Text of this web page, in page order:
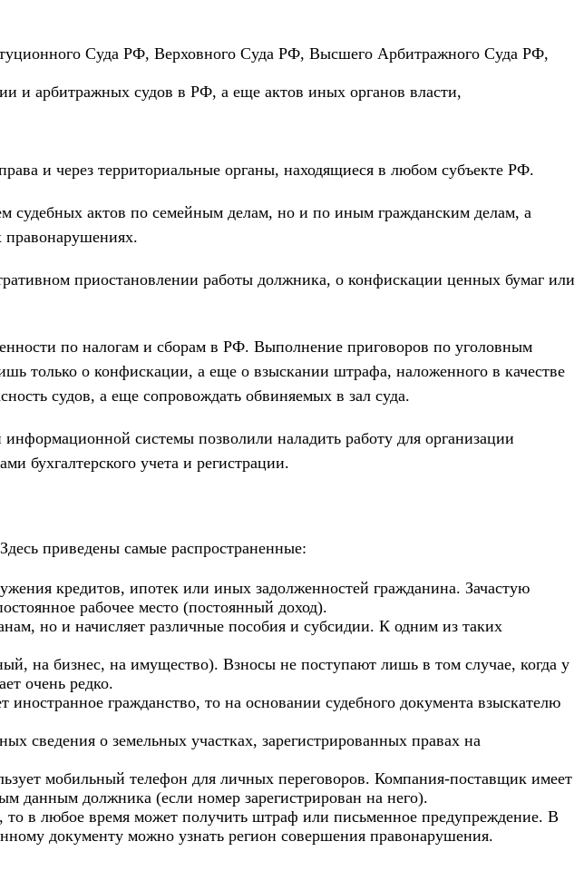
Суда РФ, Верховного Суда РФ, Высшего Арбитражного Суда РФ,
и арбитражных судов в РФ, а еще актов иных органов власти,
и через территориальные органы, находящиеся в любом субъекте РФ.
судебных актов по семейным делам, но и по иным гражданским делам, а
приостановлении работы должника, о конфискации ценных бумаг или
по налогам и сборам в РФ. Выполнение приговоров по уголовным
только о конфискации, а еще о взыскании штрафа, наложенного в качестве
судов, а еще сопровождать обвиняемых в зал суда.
системы позволили наладить работу для организации
бухгалтерского учета и регистрации.
приведены самые распространенные:
кредитов, ипотек или иных задолженностей гражданина. Зачастую
рабочее место (постоянный доход).
но и начисляет различные пособия и субсидии. К одним из таких
на бизнес, на имущество). Взносы не поступают лишь в том случае, когда у
очень редко.
гражданство, то на основании судебного документа взыскателю
сведения о земельных участках, зарегистрированных правах на
мобильный телефон для личных переговоров. Компания-поставщик имеет
данным должника (если номер зарегистрирован на него).
в любое время может получить штраф или письменное предупреждение. В
документу можно узнать регион совершения правонарушения.